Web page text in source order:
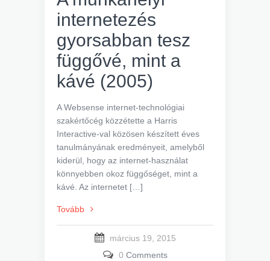
internetezés
gyorsabban tesz
függővé, mint a
kávé (2005)
A Websense internet-technológiai
szakértőcég közzétette a Harris
Interactive-val közösen készített éves
tanulmányának eredményeit, amelyből
kiderül, hogy az internet-használat
könnyebben okoz függőséget, mint a
kávé. Az internetet […]
Tovább
március 19, 2015
0 Comments